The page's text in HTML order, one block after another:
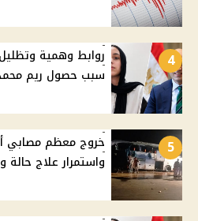
4
روابط وهمية
سبب حصول ريم محمد على 4%
5
خروج معظم مصابي
واستمرار علاج